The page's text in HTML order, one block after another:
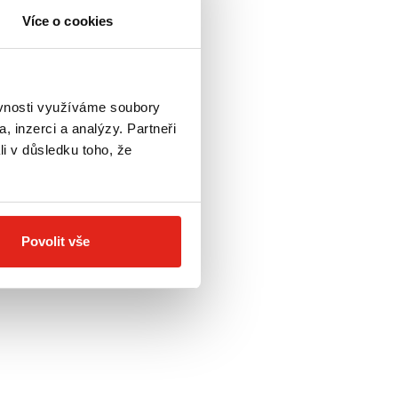
Více o cookies
využíváme soubory
inzerci a analýzy. Partneři
v důsledku toho, že
Povolit vše